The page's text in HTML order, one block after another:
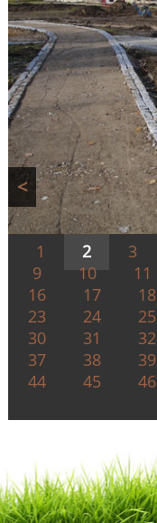
<
1 2 3
9
10 11
16
17 18
23
24 25
30
31 32
37
38 39
44
45 46